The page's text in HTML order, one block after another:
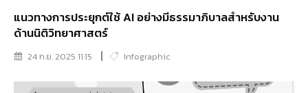
แนวทางการประยุกต์ใช้ AI อย่างมีธรรมาภิบาลสำหรับงาน
ด้านนิติวิทยาศาสตร์
24 ก.ย. 2025 11:15 Infographic